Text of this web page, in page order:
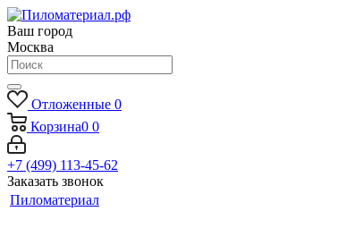
Ваш город
Москва
Отложенные 0
Корзина0 0
+7 (499) 113-45-62
Заказать звонок
Пиломатериал